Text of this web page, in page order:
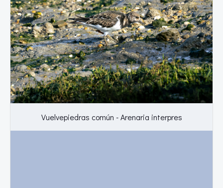
Vuelvepiedras común - Arenaria interpres